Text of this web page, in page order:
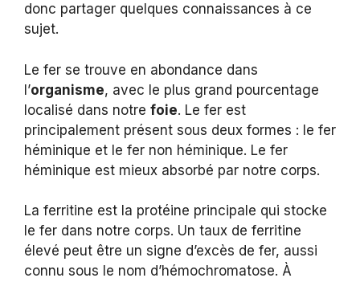
donc partager quelques connaissances à ce
sujet.
Le fer se trouve en abondance dans
l’organisme, avec le plus grand pourcentage
localisé dans notre foie. Le fer est
principalement présent sous deux formes : le fer
héminique et le fer non héminique. Le fer
héminique est mieux absorbé par notre corps.
La ferritine est la protéine principale qui stocke
le fer dans notre corps. Un taux de ferritine
élevé peut être un signe d’excès de fer, aussi
connu sous le nom d’hémochromatose. À